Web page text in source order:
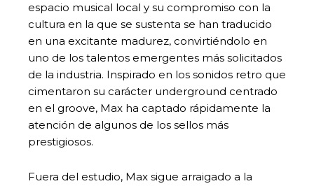
espacio musical local y su compromiso con la
cultura en la que se sustenta se han traducido
en una excitante madurez, convirtiéndolo en
uno de los talentos emergentes más solicitados
de la industria. Inspirado en los sonidos retro que
cimentaron su carácter underground centrado
en el groove, Max ha captado rápidamente la
atención de algunos de los sellos más
prestigiosos.
Fuera del estudio, Max sigue arraigado a la